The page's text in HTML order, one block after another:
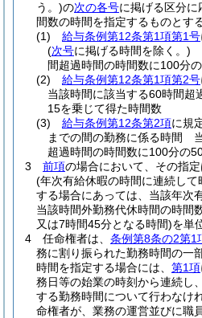
う。)の次の各号に掲げる区分に
間数の時間を指定するものとする
(1)
給与条例第12条第1項第1号
(次号に掲げる時間を除く。)
間超過時間の時間数に100分
(2)
給与条例第12条第1項第2号
当該時間に該当する60時間超
15を乗じて得た時間数
(3)
給与条例第12条第2項に規
までの間の勤務に係る時間
超過時間の時間数に100分の
3
前項の場合において、その指
(年次有給休暇の時間に連続し
する場合にあっては、当該年次
当該時間外勤務代休時間の時間
又は7時間45分となる時間)を単
4
任命権者は、 条例第8条の2第1
務に割り振られた勤務時間の一
時間を指定する場合には、 第1項
務日等の始業の時刻から連続し
する勤務時間について行わなけ
命権者が、業務の運営並びに職